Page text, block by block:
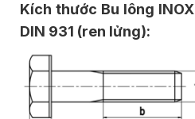
Kích thước Bu lông
DIN 931 (ren lửng):